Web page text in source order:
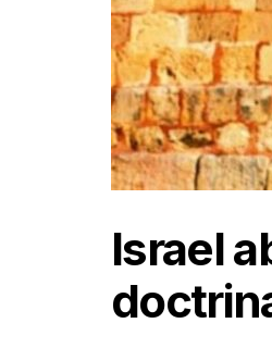
Israel